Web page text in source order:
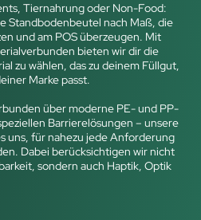
Tiernahrung oder Non-Food:
Standbodenbeutel nach Maß, die
und am POS überzeugen. Mit
bieten wir dir die
zu wählen, das zu deinem Füllgut,
Marke passt.
über moderne PE- und PP-
Barrierelösungen – unsere
uns, für nahezu jede Anforderung
Dabei berücksichtigen wir nicht
sondern auch Haptik, Optik